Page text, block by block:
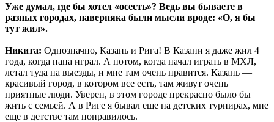
Уже думал, где бы хотел «осесть»? Ведь вы бываете в
разных городах, наверняка были мысли вроде: «О, я бы
тут жил».
Никита: Однозначно, Казань и Рига! В Казани я даже жил 4
года, когда папа играл. А потом, когда начал играть в МХЛ,
летал туда на выезды, и мне там очень нравится. Казань —
красивый город, в котором все есть, там живут очень
приятные люди. Уверен, в этом городе прекрасно было бы
жить с семьей. А в Риге я бывал еще на детских турнирах, мне
еще в детстве там понравилось.